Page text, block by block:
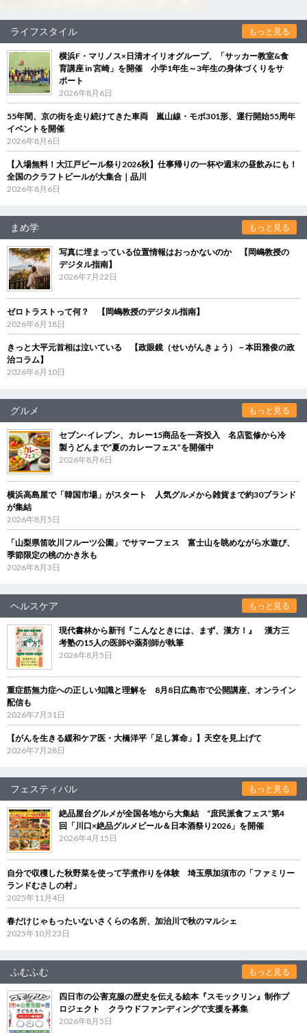
ライフスタイル もっと見る
横浜F・マリノス×日清オイリオグループ、「サッカー教室&食
育講座 in 宮崎」を開催 小学1年生～3年生の身体づくりをサ
ポート
2026年8月6日
55年間、京の街を走り続けてきた車両 嵐山線・モボ301形、運行開始55周年
イベントを開催
2026年8月6日
【入場無料！大江戸ビール祭り2026秋】仕事帰りの一杯や週末の昼飲みにも！
全国のクラフトビールが大集合｜品川
2026年8月6日
まめ学 もっと見る
写真に埋まっている位置情報はおっかないのか 【岡嶋教授の
デジタル指南】
2026年7月22日
ゼロトラストって何？ 【岡嶋教授のデジタル指南】
2026年6月18日
きっと大平元首相は泣いている 【政眼鏡（せいがんきょう）－本田雅俊の政
治コラム】
2026年6月10日
グルメ もっと見る
セブン‐イレブン、カレー15商品を一斉投入 名店監修から冷
製うどんまで“夏のカレーフェス”を開催中
2026年8月6日
横浜高島屋で「韓国市場」がスタート 人気グルメから雑貨まで約30ブランド
が集結
2026年8月5日
「山梨県笛吹川フルーツ公園」でサマーフェス 富士山を眺めながら水遊び、
季節限定の桃のかき氷も
2026年8月3日
ヘルスケア もっと見る
現代書林から新刊『こんなときには、まず、漢方！』 漢方三
考塾の15人の医師や薬剤師が執筆
2026年8月5日
重症筋無力症への正しい知識と理解を 8月8日広島市で公開講座、オンライン
配信も
2026年7月31日
【がんを生きる緩和ケア医・大橋洋平「足し算命」】天空を見上げて
2026年7月28日
フェスティバル もっと見る
絶品屋台グルメが全国各地から大集結 “庶民派食フェス”第4
回「川口×絶品グルメビール＆日本酒祭り2026」を開催
2026年4月15日
自分で収穫した秋野菜を使って芋煮作りを体験 埼玉県加須市の「ファミリー
ランドむさしの村」
2025年11月4日
春だけじゃもったいないさくらの名所、加治川で秋のマルシェ
2025年10月23日
ふむふむ もっと見る
四日市の公害克服の歴史を伝える絵本『スモックリン』制作プ
ロジェクト クラウドファンディングで支援を募集
2026年8月5日